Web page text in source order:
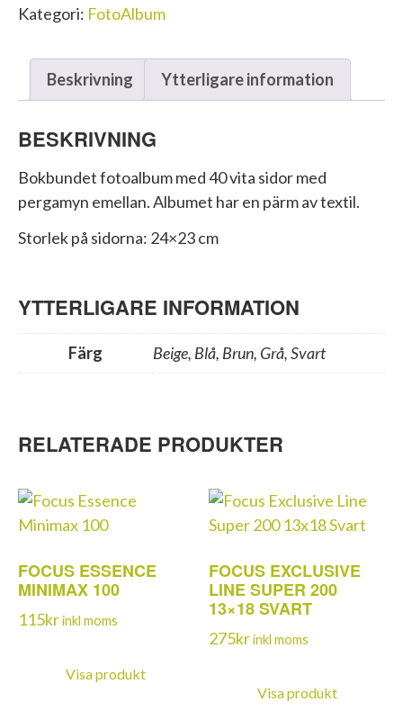
Kategori: FotoAlbum
Beskrivning Ytterligare information
BESKRIVNING
Bokbundet fotoalbum med 40 vita sidor med
pergamyn emellan. Albumet har en pärm av textil.
Storlek på sidorna: 24×23 cm
YTTERLIGARE INFORMATION
Färg Beige, Blå, Brun, Grå, Svart
RELATERADE PRODUKTER
FOCUS ESSENCE
MINIMAX 100
115krinkl moms
Visa produkt
FOCUS EXCLUSIVE
LINE SUPER 200
13×18 SVART
275krinkl moms
Visa produkt